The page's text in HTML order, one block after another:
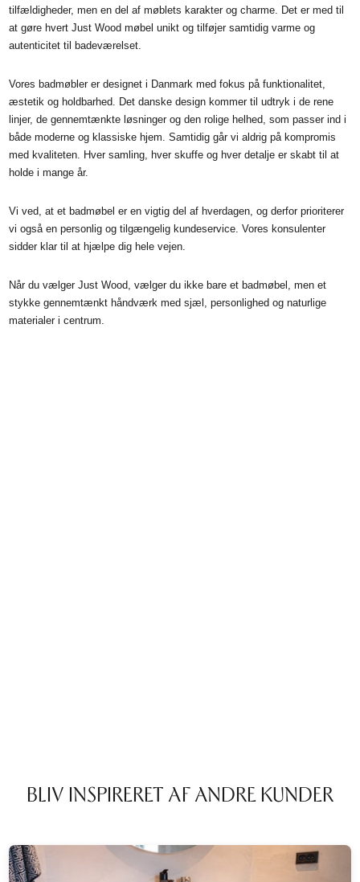
tilfældigheder, men en del af møblets karakter og charme. Det er med til
at gøre hvert Just Wood møbel unikt og tilføjer samtidig varme og
autenticitet til badeværelset.
Vores badmøbler er designet i Danmark med fokus på funktionalitet,
æstetik og holdbarhed. Det danske design kommer til udtryk i de rene
linjer, de gennemtænkte løsninger og den rolige helhed, som passer ind i
både moderne og klassiske hjem. Samtidig går vi aldrig på kompromis
med kvaliteten. Hver samling, hver skuffe og hver detalje er skabt til at
holde i mange år.
Vi ved, at et badmøbel er en vigtig del af hverdagen, og derfor prioriterer
vi også en personlig og tilgængelig kundeservice. Vores konsulenter
sidder klar til at hjælpe dig hele vejen.
Når du vælger Just Wood, vælger du ikke bare et badmøbel, men et
stykke gennemtænkt håndværk med sjæl, personlighed og naturlige
materialer i centrum.
BLIV INSPIRERET AF ANDRE KUNDER